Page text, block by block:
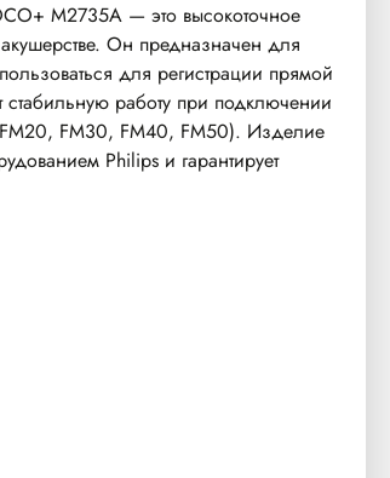
M2735A — это высокоточное
Он предназначен для
для регистрации прямой
работу при подключении
FM30, FM40, FM50). Изделие
Philips и гарантирует